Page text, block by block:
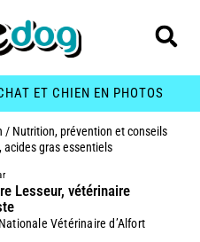
ET CHIEN EN PHOTOS
/ Nutrition, prévention et conseils
acides gras essentiels
Lesseur, vétérinaire
Vétérinaire d’Alfort